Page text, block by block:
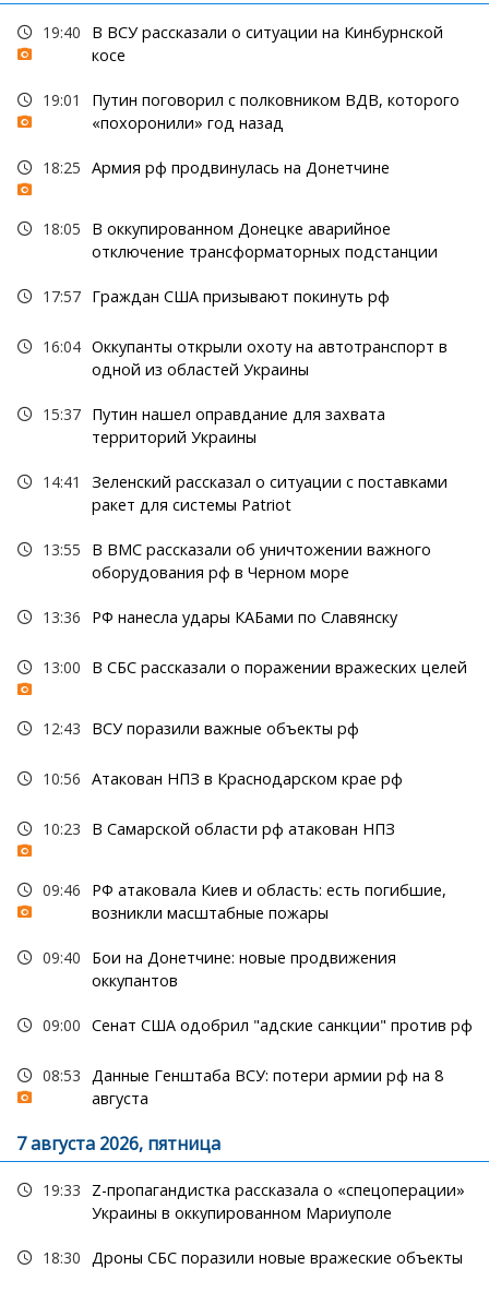
19:40
В ВСУ рассказали о ситуации на Кинбурнской
косе
19:01
Путин поговорил с полковником ВДВ, которого
«похоронили» год назад
18:25 Армия рф продвинулась на Донетчине
18:05
В оккупированном Донецке аварийное
отключение трансформаторных подстанции
17:57 Граждан США призывают покинуть рф
16:04 Оккупанты открыли охоту на автотранспорт в
одной из областей Украины
15:37 Путин нашел оправдание для захвата
территорий Украины
14:41
Зеленский рассказал о ситуации с поставками
ракет для системы Patriot
13:55
В ВМС рассказали об уничтожении важного
оборудования рф в Черном море
13:36 РФ нанесла удары КАБами по Славянску
13:00 В СБС рассказали о поражении вражеских целей
12:43 ВСУ поразили важные объекты рф
10:56 Атакован НПЗ в Краснодарском крае рф
10:23 В Самарской области рф атакован НПЗ
09:46
РФ атаковала Киев и область: есть погибшие,
возникли масштабные пожары
09:40
Бои на Донетчине: новые продвижения
оккупантов
09:00 Сенат США одобрил "адские санкции" против рф
08:53 Данные Генштаба ВСУ: потери армии рф на 8
августа
7 августа 2026, пятница
19:33
Z-пропагандистка рассказала о «спецоперации»
Украины в оккупированном Мариуполе
18:30 Дроны СБС поразили новые вражеские объекты